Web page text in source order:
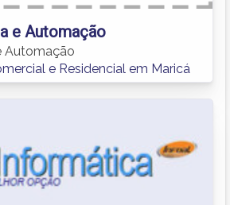
e Automação
Automação
e Residencial em Maricá